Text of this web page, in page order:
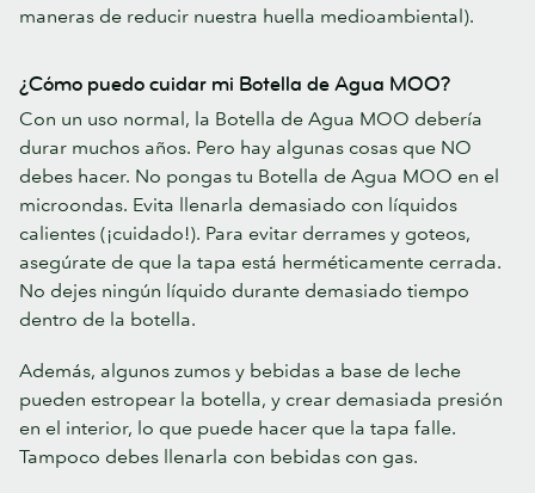
maneras de reducir nuestra huella medioambiental).
¿Cómo puedo cuidar mi Botella de Agua MOO?
Con un uso normal, la Botella de Agua MOO debería
durar muchos años. Pero hay algunas cosas que NO
debes hacer. No pongas tu Botella de Agua MOO en el
microondas. Evita llenarla demasiado con líquidos
calientes (¡cuidado!). Para evitar derrames y goteos,
asegúrate de que la tapa está herméticamente cerrada.
No dejes ningún líquido durante demasiado tiempo
dentro de la botella.
Además, algunos zumos y bebidas a base de leche
pueden estropear la botella, y crear demasiada presión
en el interior, lo que puede hacer que la tapa falle.
Tampoco debes llenarla con bebidas con gas.